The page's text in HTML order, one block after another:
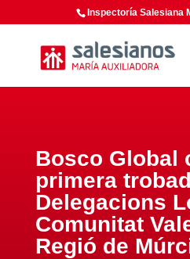
Inspectoría Salesiana
Bosco Global
primera
Delegacions
Comunitat
Regió de